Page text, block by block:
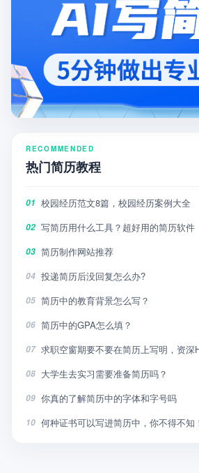
RECOMMENDED
热门简历教程
01 校园经历范文8篇，校园经历案例大全
02 写简历用什么工具？超好用的简历软件
03 简历制作网站推荐
04 投递简历后没回复怎么办?
05 简历中的教育背景怎么写？
06 简历中的GPA怎么填？
07 求职空窗期要不要在简历上写明，资深
08 大学生去实习需要准备简历吗？
09 你真的了解简历中的字体和字号吗
10 何种证书可以写进简历中，你不得不知